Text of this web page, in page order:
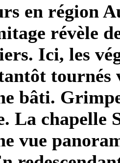
en région
révèle
Ici, les
bâti.
La chapelle
vue